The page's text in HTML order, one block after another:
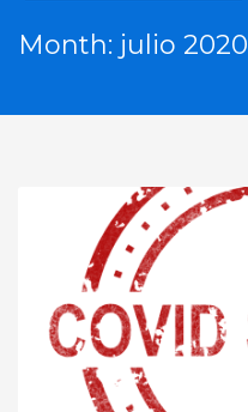
Month: julio 2020